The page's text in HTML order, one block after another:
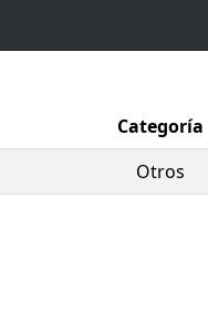
Categoría
Otros